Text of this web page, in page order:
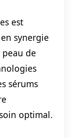
est
synergie
de
sérums
optimal.